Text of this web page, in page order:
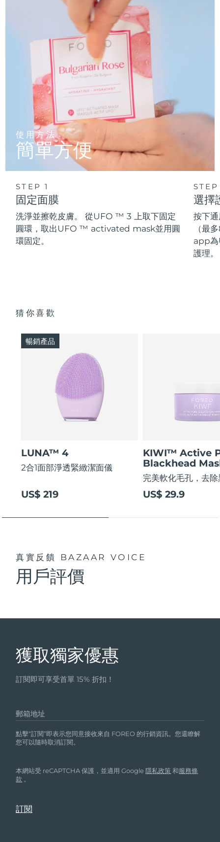
使用方法
簡單方便
STEP 1
固定面膜
洗淨並擦乾皮膚。 從UFO ™ 3 上取下固定
圓環，取出UFO ™ activated mask並用圓
環固定。
選擇
按下
（最
app
護理。
猜你喜歡
LUNA™ 4
2合1面部淨透緊緻潔面儀
US$ 219
暢銷產品
KIWI™ Active
Blackhead
完美軟化毛孔，去
US$ 29.9
真實反饋 BAZAAR VOICE
用戶評價
獲取獨家優惠
訂閱即可享受首單 15% 折扣！
郵箱地址
點擊“訂閱”即表示您同意接收來自 FOREO 的行銷資訊。您還瞭解
您可以隨時取消訂閱。
本網站受 reCAPTCHA 保護，並適用 Google隱私政策 和服務條
款 。